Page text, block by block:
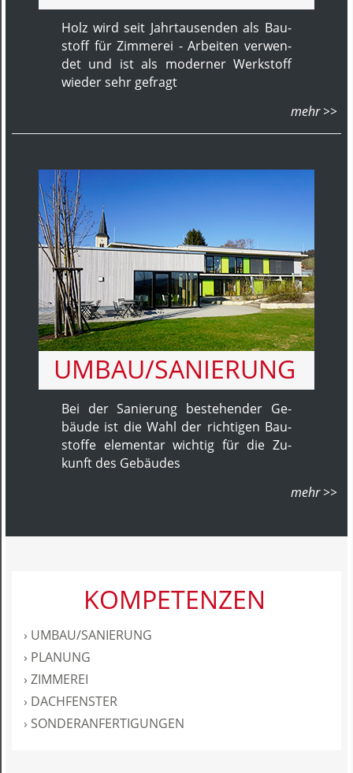
Holz wird seit Jahr­tausenden als Bau­
stoff für Zim­merei - Ar­bei­ten ver­wen­
det und ist als mo­der­ner Werk­stoff
wieder sehr ge­fragt
UMBAU/SANIERUNG
Bei der Sa­nie­rung be­ste­hen­der Ge­
bäu­de ist die Wahl der rich­ti­gen Bau­
stoffe ele­men­tar wichtig für die Zu­
kunft des Ge­bäu­des
KOMPETENZEN
› UMBAU/SANIERUNG
› PLANUNG
› ZIMMEREI
› DACHFENSTER
› SONDERANFERTIGUNGEN